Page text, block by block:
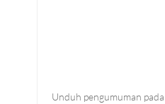
Unduh pengumuman